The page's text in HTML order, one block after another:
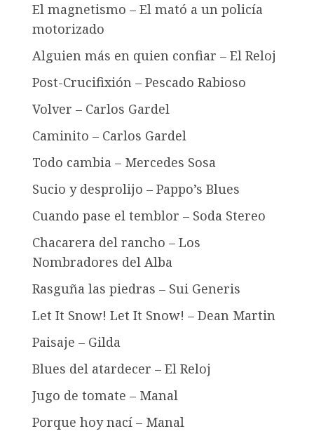
El magnetismo – El mató a un policía
motorizado
Alguien más en quien confiar – El Reloj
Post-Crucifixión – Pescado Rabioso
Volver – Carlos Gardel
Caminito – Carlos Gardel
Todo cambia – Mercedes Sosa
Sucio y desprolijo – Pappo’s Blues
Cuando pase el temblor – Soda Stereo
Chacarera del rancho – Los
Nombradores del Alba
Rasguña las piedras – Sui Generis
Let It Snow! Let It Snow! – Dean Martin
Paisaje – Gilda
Blues del atardecer – El Reloj
Jugo de tomate – Manal
Porque hoy nací – Manal